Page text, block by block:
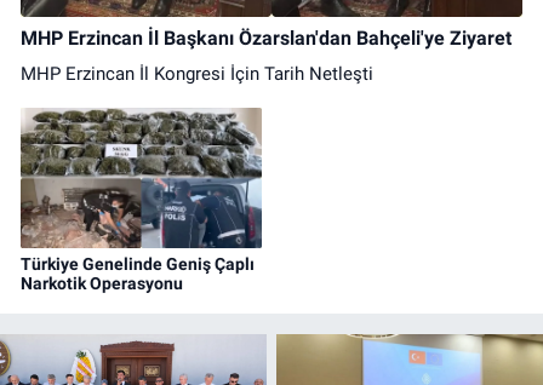
MHP Erzincan İl Başkanı Özarslan'dan Bahçeli'ye Ziyaret
MHP Erzincan İl Kongresi İçin Tarih Netleşti
Türkiye Genelinde Geniş Çaplı
Narkotik Operasyonu